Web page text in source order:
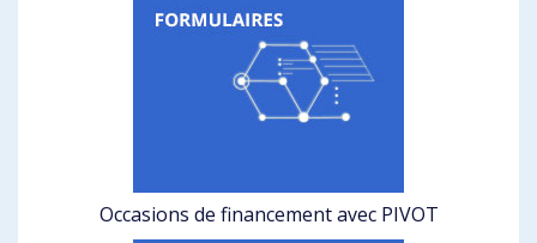
Occasions de financement avec PIVOT